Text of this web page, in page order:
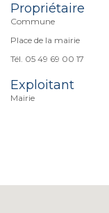
Propriétaire
Commune
Place de la mairie
Tél. 05 49 69 00 17
Exploitant
Mairie